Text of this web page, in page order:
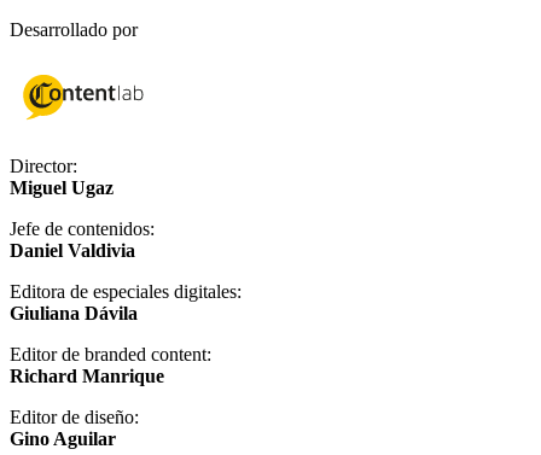
Desarrollado por
Director:
Miguel Ugaz
Jefe de contenidos:
Daniel Valdivia
Editora de especiales digitales:
Giuliana Dávila
Editor de branded content:
Richard Manrique
Editor de diseño:
Gino Aguilar